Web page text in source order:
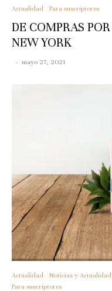
Actualidad Para suscriptores
DE COMPRAS POR
NEW YORK
· mayo 27, 2021
Actualidad
Noticias y Actualidad
Para suscriptores